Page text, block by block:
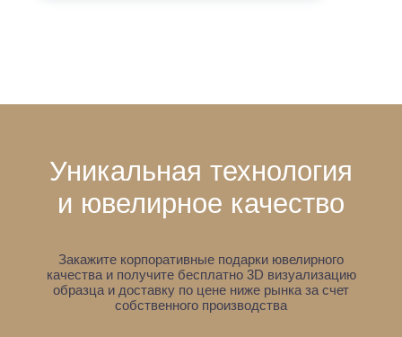
Уникальная технология
и ювелирное качество
Закажите корпоративные подарки ювелирного
качества и получите бесплатно 3D визуализацию
образца и доставку по цене ниже рынка за счет
собственного производства